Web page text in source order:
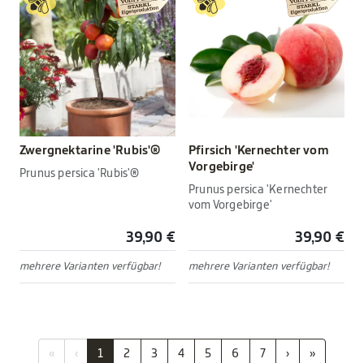
Zwergnektarine 'Rubis'®
Prunus persica 'Rubis'®
39,90 €
mehrere Varianten verfügbar!
Pfirsich 'Kernechter vom
Vorgebirge'
Prunus persica 'Kernechter
vom Vorgebirge'
39,90 €
mehrere Varianten verfügbar!
« ‹ 1 2 3 4 5 6 7 › »